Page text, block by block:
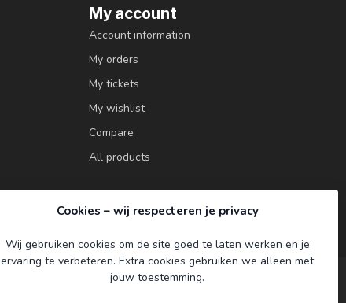
My account
Account information
My orders
My tickets
My wishlist
Compare
All products
Cookies – wij respecteren je privacy
Wij gebruiken cookies om de site goed te laten werken en je
ervaring te verbeteren. Extra cookies gebruiken we alleen met
jouw toestemming.